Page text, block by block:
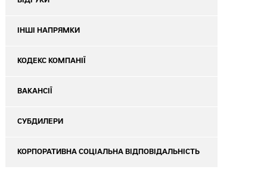
ІНШІ НАПРЯМКИ
КОДЕКС КОМПАНІЇ
ВАКАНСІЇ
СУБДИЛЕРИ
КОРПОРАТИВНА СОЦІАЛЬНА ВІДПОВІДАЛЬНІСТЬ